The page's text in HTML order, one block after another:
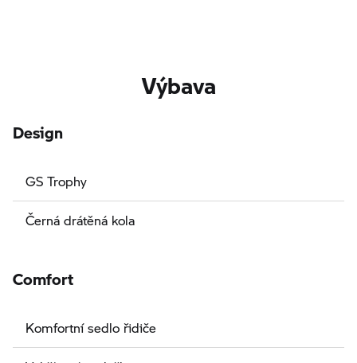
Výbava
Design
GS Trophy
Černá drátěná kola
Comfort
Komfortní sedlo řidiče